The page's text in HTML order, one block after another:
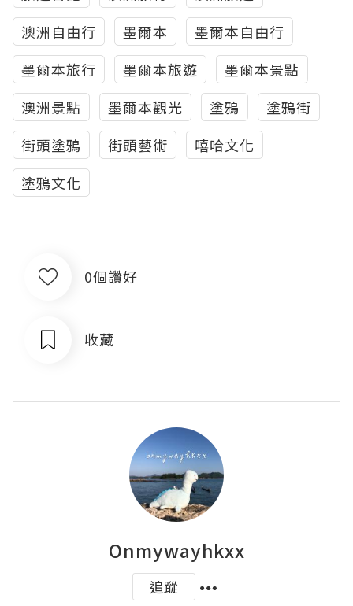
澳洲自由行
墨爾本
墨爾本自由行
墨爾本旅行
墨爾本旅遊
墨爾本景點
澳洲景點
墨爾本觀光 塗鴉
塗鴉街
街頭塗鴉
街頭藝術
嘻哈文化
塗鴉文化
0個讚好
收藏
Onmywayhkxx
追蹤